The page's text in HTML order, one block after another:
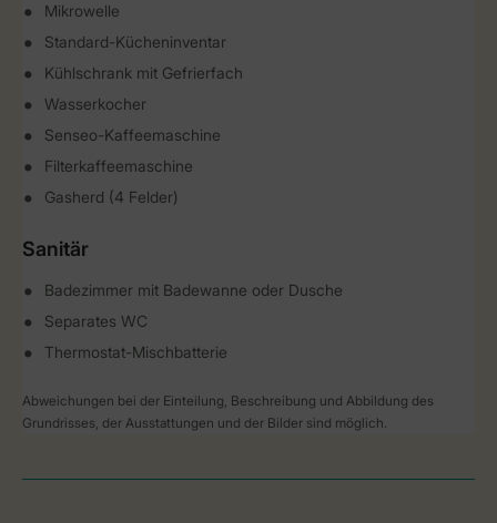
Mikrowelle
Standard-Kücheninventar
Kühlschrank mit Gefrierfach
Wasserkocher
Senseo-Kaffeemaschine
Filterkaffeemaschine
Gasherd (4 Felder)
Sanitär
Badezimmer mit Badewanne oder Dusche
Separates WC
Thermostat-Mischbatterie
Abweichungen bei der Einteilung, Beschreibung und Abbildung des
Grundrisses, der Ausstattungen und der Bilder sind möglich.